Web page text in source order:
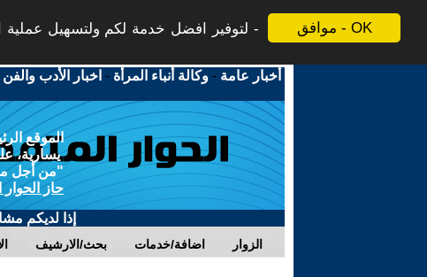
موافق - OK
لتوفير افضل خدمة لكم ولتسهيل عملية
أخبار عامة -وكالة أنباء المرأة - اخبار الأدب والفن
الموقع
يسارية،
"من أجل
حاز
إذا لديكم
بحث/الارشيف اضافة/خدمات الزوار